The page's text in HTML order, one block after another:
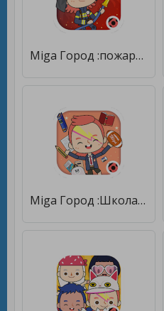
Miga Город :пожарное депо [Premium]
Miga Город :Школа [Полная версия]